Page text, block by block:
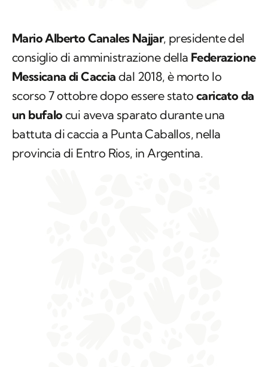
Mario Alberto Canales Najjar, presidente del
consiglio di amministrazione della Federazione
Messicana di Caccia dal 2018, è morto lo
scorso 7 ottobre dopo essere stato caricato da
un bufalo cui aveva sparato durante una
battuta di caccia a Punta Caballos, nella
provincia di Entro Rios, in Argentina.